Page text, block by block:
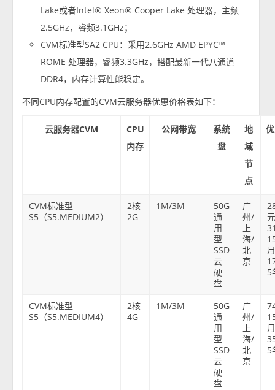
Lake或者Intel® Xeon® Cooper Lake 处理器，主频
2.5GHz，睿频3.1GHz；
CVM标准型SA2 CPU：采用2.6GHz AMD EPYC™
ROME 处理器，睿频3.3GHz，搭配最新一代八通道
DDR4，内存计算性能稳定。
不同CPU内存配置的CVM云服务器优惠价格表如下：
云服务器CVM
CPU
内存
公网带宽
系统
盘
地
域
节
点
CVM标准型
S5（S5.MEDIUM2）
2核
2G
1M/3M
50G
通
用
型
SSD
云
硬
盘
广
州/
上
海/
北
京
5
CVM标准型
S5（S5.MEDIUM4）
2核
4G
1M/3M
50G
通
用
型
SSD
云
硬
盘
广
州/
上
海/
北
京
5